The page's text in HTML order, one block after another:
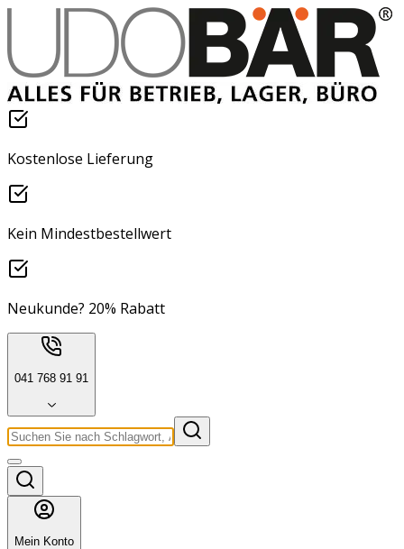
Kostenlose Lieferung
Kein Mindestbestellwert
Neukunde? 20% Rabatt
041 768 91 91
Mein Konto